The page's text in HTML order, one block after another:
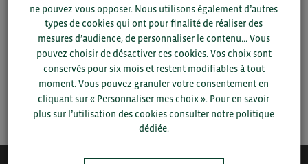
SAUVEGARDER
ne pouvez vous opposer. Nous utilisons également d’autres
types de cookies qui ont pour finalité de réaliser des
mesures d’audience, de personnaliser le contenu... Vous
pouvez choisir de désactiver ces cookies. Vos choix sont
conservés pour six mois et restent modifiables à tout
moment. Vous pouvez granuler votre consentement en
cliquant sur « Personnaliser mes choix ». Pour en savoir
plus sur l’utilisation des cookies consulter notre politique
dédiée.